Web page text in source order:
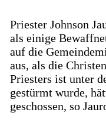
Priester Johnson
als einige
auf die
aus, als die
Priesters ist unter
gestürmt wurde,
geschossen, so